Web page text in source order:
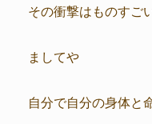
その衝撃はものすご
ましてや
自分で自分の身体と